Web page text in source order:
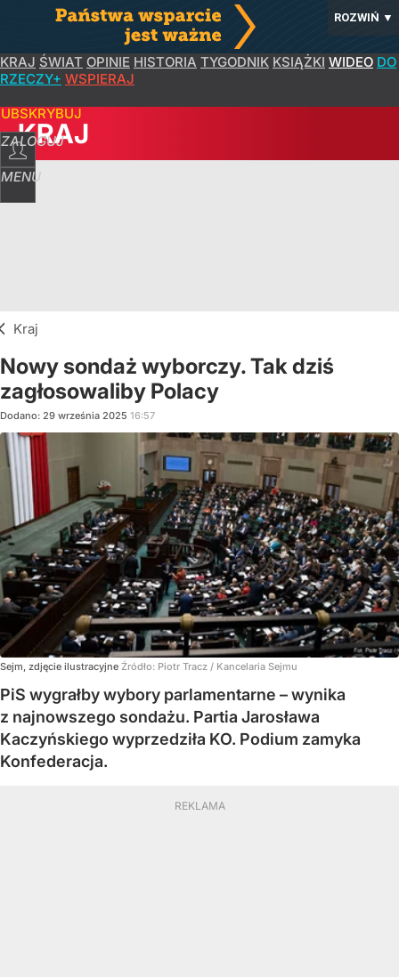
ROZWIŃ ▼
KRAJ ŚWIAT OPINIE HISTORIA TYGODNIK KSIĄŻKI WIDEO DO
RZECZY+ WSPIERAJ
ZALOGUJ
MENU
KRAJ
Kraj
Nowy sondaż wyborczy. Tak dziś
zagłosowaliby Polacy
Dodano: 29 września 2025 16:57
Sejm, zdjęcie ilustracyjne Źródło: Piotr Tracz / Kancelaria Sejmu
PiS wygrałby wybory parlamentarne – wynika
z najnowszego sondażu. Partia Jarosława
Kaczyńskiego wyprzedziła KO. Podium zamyka
Konfederacja.